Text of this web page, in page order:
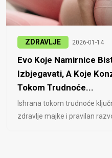
ZDRAVLJE 2026-01-14
Evo Koje Namirnice
Izbjegavati, A Koje
Tokom Trudnoće...
Ishrana tokom trudnoće
zdravlje majke i pravilan